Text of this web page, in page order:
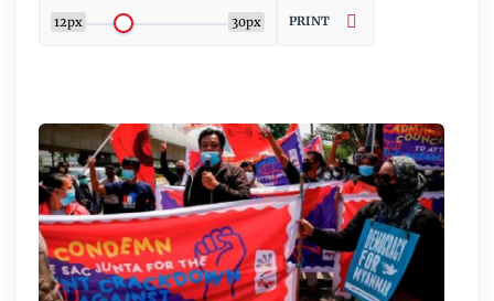
12px 30px PRINT